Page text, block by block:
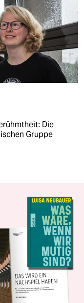
Die
Gruppe